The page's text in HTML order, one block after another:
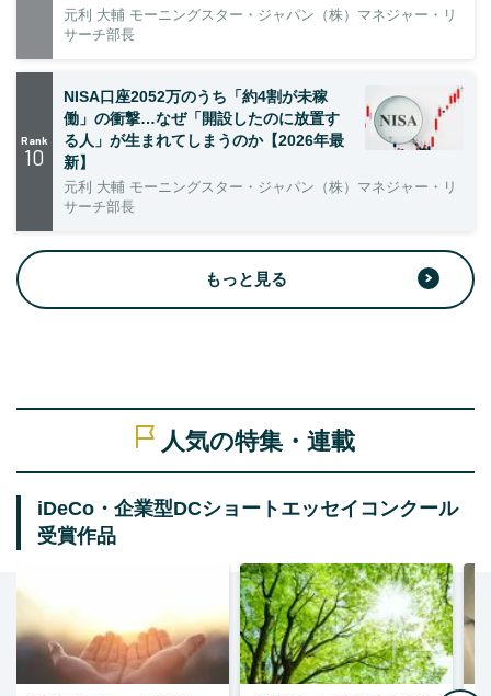
元利 大輔 モーニングスター・ジャパン（株）マネジャー・リ
サーチ部長
Rank
10
NISA口座2052万のうち「約4割が未稼
働」の衝撃…なぜ「開設したのに放置す
る人」が生まれてしまうのか【2026年最
新】
元利 大輔 モーニングスター・ジャパン（株）マネジャー・リ
サーチ部長
もっと見る
人気の特集・連載
iDeCo・企業型DCショートエッセイコンクール
受賞作品